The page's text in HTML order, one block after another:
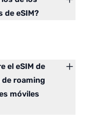
de eSIM?
el eSIM de
de roaming
móviles